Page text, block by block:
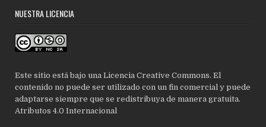
NUESTRA LICENCIA
Este sitio está bajo una Licencia Creative Commons. El
contenido no puede ser utilizado con un fin comercial y puede
adaptarse siempre que se redistribuya de manera gratuita.
Atributos 4.0 Internacional